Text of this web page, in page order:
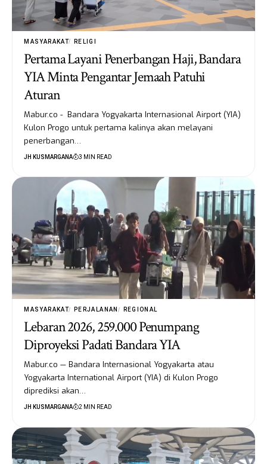
MASYARAKAT RELIGI
Pertama Layani Penerbangan Haji, Bandara
YIA Minta Pengantar Jemaah Patuhi
Aturan
Mabur.co - Bandara Yogyakarta Internasional Airport (YIA)
Kulon Progo untuk pertama kalinya akan melayani
penerbangan…
JH KUSMARGANA 3 MIN READ
MASYARAKAT PERJALANAN REGIONAL
Lebaran 2026, 259.000 Penumpang
Diproyeksi Padati Bandara YIA
Mabur.co — Bandara Internasional Yogyakarta atau
Yogyakarta International Airport (YIA) di Kulon Progo
diprediksi akan…
JH KUSMARGANA 2 MIN READ